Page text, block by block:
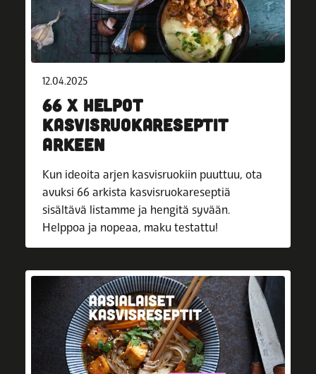
12.04.2025
66 X HELPOT
KASVISRUOKARESEPTIT
ARKEEN
Kun ideoita arjen kasvisruokiin puuttuu, ota
avuksi 66 arkista kasvisruokareseptiä
sisältävä listamme ja hengitä syvään.
Helppoa ja nopeaa, maku testattu!